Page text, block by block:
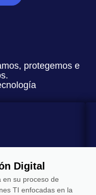
protegemos e
Digital
en su proceso de
TI enfocadas en la